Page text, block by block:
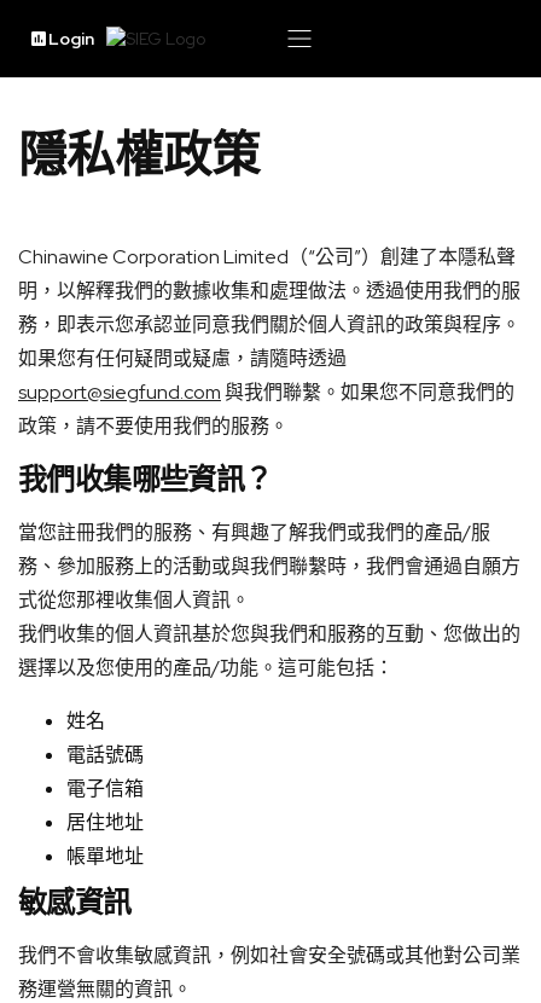
Login
隱私權政策
Chinawine Corporation Limited（“公司”）創建了本隱私聲
明，以解釋我們的數據收集和處理做法。透過使用我們的服
務，即表示您承認並同意我們關於個人資訊的政策與程序。
如果您有任何疑問或疑慮，請隨時透過
support@siegfund.com與我們聯繫。如果您不同意我們的
政策，請不要使用我們的服務。
我們收集哪些資訊？
當您註冊我們的服務、有興趣了解我們或我們的產品/服
務、參加服務上的活動或與我們聯繫時，我們會通過自願方
式從您那裡收集個人資訊。
我們收集的個人資訊基於您與我們和服務的互動、您做出的
選擇以及您使用的產品/功能。這可能包括：
姓名
電話號碼
電子信箱
居住地址
帳單地址
敏感資訊
我們不會收集敏感資訊，例如社會安全號碼或其他對公司業
務運營無關的資訊。